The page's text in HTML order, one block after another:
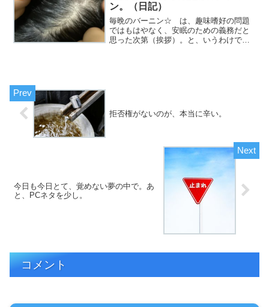
ン。（日記）
毎晩のバーニン☆ は、趣味嗜好の問題
ではもはやなく、安眠のための義務だと
思った次第（挨拶）。と、いうわけで、
拒否権がないのが、本当に辛い。
今日も今日とて、覚めない夢の中で。あ
と、PCネタを少し。
コメント